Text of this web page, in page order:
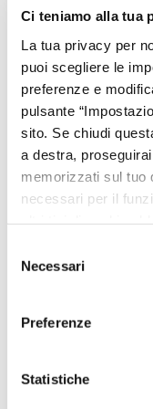
Ci teniamo alla tua
La tua privacy per
puoi scegliere le
preferenze e
pulsante
sito. Se chiudi
a destra,
memorizzati sul tuo
necessari per il
delNecessari
Preferenze
Statistiche
Vendita